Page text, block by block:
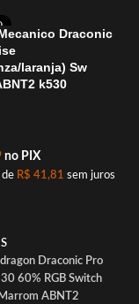
Draconic
laranja) Sw
k530
no PIX
R$ 41,81 sem juros
Draconic Pro
60% RGB Switch
ABNT2